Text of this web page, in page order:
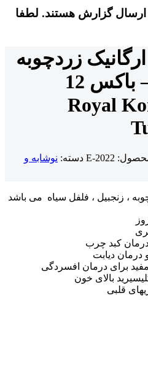
ارسال گزارش هستند. لطفا
زردچوبه
950 سی سی – باکس 12
Royal
E-2022 دسته: نوشابه و
، زنجبیل ، فلفل سیاه می باشد
کبد چرب
دیابت
برای درمان افسردگی
بالای خون
قلبی